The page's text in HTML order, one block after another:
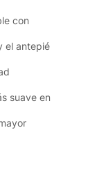
con
el antepié
suave en